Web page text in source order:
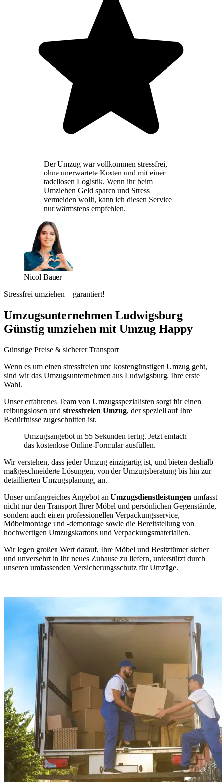
Der Umzug war vollkommen stressfrei,
ohne unerwartete Kosten und mit einer
tadellosen Logistik. Wenn ihr beim
Umziehen Geld sparen und Stress
vermeiden wollt, kann ich diesen Service
nur wärmstens empfehlen.
Nicol Bauer
Stressfrei umziehen – garantiert!
Umzugsunternehmen Ludwigsburg
Günstig umziehen mit Umzug Happy
Günstige Preise & sicherer Transport
Wenn es um einen stressfreien und kostengünstigen Umzug geht,
sind wir das Umzugsunternehmen aus Ludwigsburg. Ihre erste
Wahl.
Unser erfahrenes Team von Umzugsspezialisten sorgt für einen
reibungslosen und stressfreien Umzug, der speziell auf Ihre
Bedürfnisse zugeschnitten ist.
Umzugsangebot in 55 Sekunden fertig. Jetzt einfach
das kostenlose Online-Formular ausfüllen.
Wir verstehen, dass jeder Umzug einzigartig ist, und bieten deshalb
maßgeschneiderte Lösungen, von der Umzugsberatung bis hin zur
detaillierten Umzugsplanung, an.
Unser umfangreiches Angebot an Umzugsdienstleistungen umfasst
nicht nur den Transport Ihrer Möbel und persönlichen Gegenstände,
sondern auch einen professionellen Verpackungsservice,
Möbelmontage und -demontage sowie die Bereitstellung von
hochwertigen Umzugskartons und Verpackungsmaterialien.
Wir legen großen Wert darauf, Ihre Möbel und Besitztümer sicher
und unversehrt in Ihr neues Zuhause zu liefern, unterstützt durch
unseren umfassenden Versicherungsschutz für Umzüge.